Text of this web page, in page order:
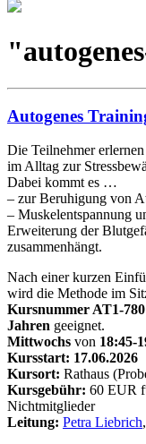
Autogenes
Die Teilnehmer
im Alltag zur
Dabei kommt es …
– zur Beruhigung von
– Muskelentspannung
Erweiterung der
zusammenhängt.
Nach einer kurzen
wird die Methode im
Kursnummer AT1-
Jahren geeignet.
Mittwochs von 18:45-
Kursstart: 17.06.2026
Kursort: Rathaus
Kursgebühr: 60 EUR
Nichtmitglieder
Leitung: Petra Liebrich